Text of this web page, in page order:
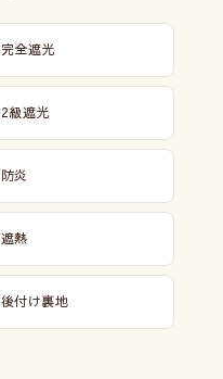
完全遮光
2級遮光
防炎
遮熱
後付け裏地